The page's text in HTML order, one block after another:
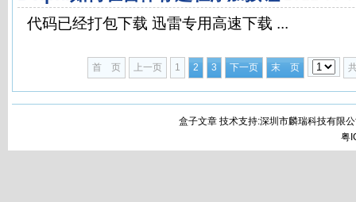
代码已经打包下载 迅雷专用高速下载 ...
首 页 上一页 1 2 3 下一页 末 页
盒子文章 技术支持:深圳市麟瑞科技有限
粤